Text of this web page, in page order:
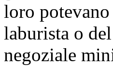
loro
laburista o
negoziale